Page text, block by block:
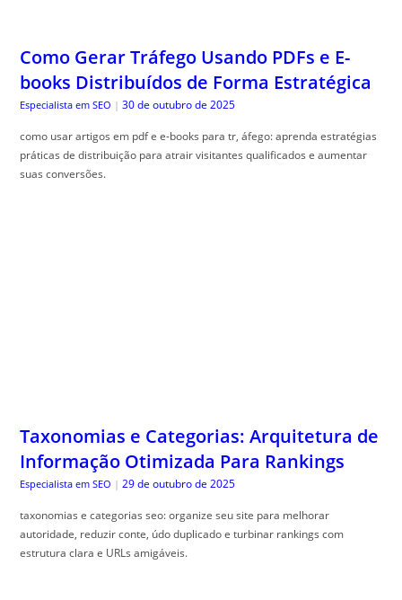
Como Gerar Tráfego Usando PDFs e E-
books Distribuídos de Forma Estratégica
Especialista em SEO | 30 de outubro de 2025
como usar artigos em pdf e e-books para tr, áfego: aprenda estratégias
práticas de distribuição para atrair visitantes qualificados e aumentar
suas conversões.
Taxonomias e Categorias: Arquitetura de
Informação Otimizada Para Rankings
Especialista em SEO | 29 de outubro de 2025
taxonomias e categorias seo: organize seu site para melhorar
autoridade, reduzir conte, údo duplicado e turbinar rankings com
estrutura clara e URLs amigáveis.